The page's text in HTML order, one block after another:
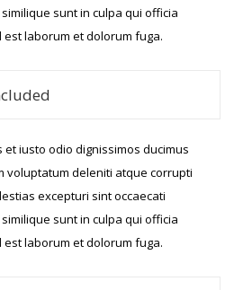
sunt in culpa qui officia
laborum et dolorum fuga.
et iusto odio dignissimos ducimus
voluptatum deleniti atque corrupti
excepturi sint occaecati
sunt in culpa qui officia
laborum et dolorum fuga.